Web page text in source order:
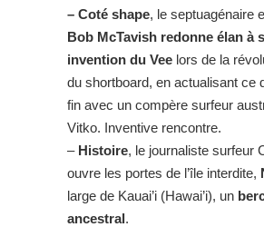
– Coté shape, le septuagénaire
Bob McTavish redonne élan à
invention du Vee lors de la
du shortboard, en actualisant ce
fin avec un compère surfeur
Vitko. Inventive rencontre.
– Histoire, le journaliste surfeur
ouvre les portes de l’île interdite,
large de Kauai’i (Hawai’i), un
ancestral.